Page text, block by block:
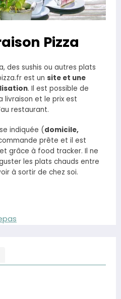
Pizza
des sushis ou autres plats
est un site et une
. Il est possible de
livraison et le prix est
restaurant.
indiquée (domicile,
prête et il est
grâce à food tracker. Il ne
les plats chauds entre
à sortir de chez soi.